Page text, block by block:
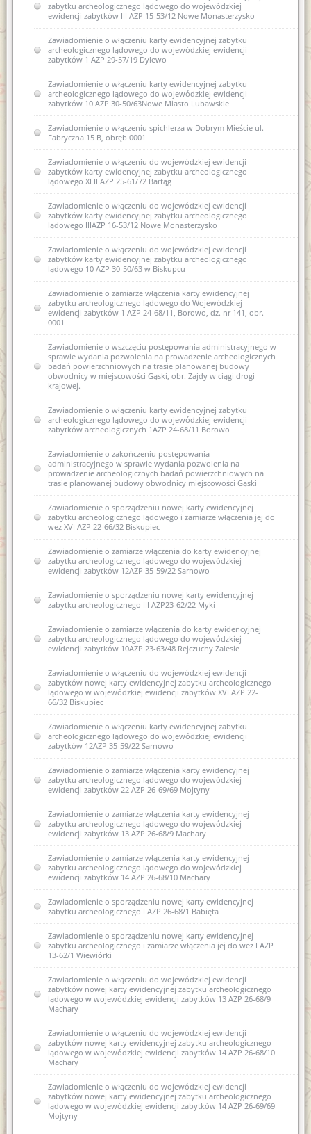
zabytku archeologicznego lądowego do wojewódzkiej
ewidencji zabytków III AZP 15-53/12 Nowe Monasterzysko
Zawiadomienie o włączeniu karty ewidencyjnej zabytku
archeologicznego lądowego do wojewódzkiej ewidencji
zabytków 1 AZP 29-57/19 Dylewo
Zawiadomienie o włączeniu karty ewidencyjnej zabytku
archeologicznego lądowego do wojewódzkiej ewidencji
zabytków 10 AZP 30-50/63Nowe Miasto Lubawskie
Zawiadomienie o włączeniu spichlerza w Dobrym Mieście ul.
Fabryczna 15 B, obręb 0001
Zawiadomienie o włączeniu do wojewódzkiej ewidencji
zabytków karty ewidencyjnej zabytku archeologicznego
lądowego XLII AZP 25-61/72 Bartąg
Zawiadomienie o włączeniu do wojewódzkiej ewidencji
zabytków karty ewidencyjnej zabytku archeologicznego
lądowego IIIAZP 16-53/12 Nowe Monasterzysko
Zawiadomienie o włączeniu do wojewódzkiej ewidencji
zabytków karty ewidencyjnej zabytku archeologicznego
lądowego 10 AZP 30-50/63 w Biskupcu
Zawiadomienie o zamiarze włączenia karty ewidencyjnej
zabytku archeologicznego lądowego do Wojewódzkiej
ewidencji zabytków 1 AZP 24-68/11, Borowo, dz. nr 141, obr.
0001
Zawiadomienie o wszczęciu postępowania administracyjnego w
sprawie wydania pozwolenia na prowadzenie archeologicznych
badań powierzchniowych na trasie planowanej budowy
obwodnicy w miejscowości Gąski, obr. Zajdy w ciągi drogi
krajowej.
Zawiadomienie o włączeniu karty ewidencyjnej zabytku
archeologicznego lądowego do wojewódzkiej ewidencji
zabytków archeologicznych 1AZP 24-68/11 Borowo
Zawiadomienie o zakończeniu postępowania
administracyjnego w sprawie wydania pozwolenia na
prowadzenie archeologicznych badań powierzchniowych na
trasie planowanej budowy obwodnicy miejscowości Gąski
Zawiadomienie o sporządzeniu nowej karty ewidencyjnej
zabytku archeologicznego lądowego i zamiarze włączenia jej do
wez XVI AZP 22-66/32 Biskupiec
Zawiadomienie o zamiarze włączenia do karty ewidencyjnej
zabytku archeologicznego lądowego do wojewódzkiej
ewidencji zabytków 12AZP 35-59/22 Sarnowo
Zawiadomienie o sporządzeniu nowej karty ewidencyjnej
zabytku archeologicznego III AZP23-62/22 Myki
Zawiadomienie o zamiarze włączenia do karty ewidencyjnej
zabytku archeologicznego lądowego do wojewódzkiej
ewidencji zabytków 10AZP 23-63/48 Rejczuchy Zalesie
Zawiadomienie o włączeniu do wojewódzkiej ewidencji
zabytków nowej karty ewidencyjnej zabytku archeologicznego
lądowego w wojewódzkiej ewidencji zabytków XVI AZP 22-
66/32 Biskupiec
Zawiadomienie o włączeniu karty ewidencyjnej zabytku
archeologicznego lądowego do wojewódzkiej ewidencji
zabytków 12AZP 35-59/22 Sarnowo
Zawiadomienie o zamiarze włączenia karty ewidencyjnej
zabytku archeologicznego lądowego do wojewódzkiej
ewidencji zabytków 22 AZP 26-69/69 Mojtyny
Zawiadomienie o zamiarze włączenia karty ewidencyjnej
zabytku archeologicznego lądowego do wojewódzkiej
ewidencji zabytków 13 AZP 26-68/9 Machary
Zawiadomienie o zamiarze włączenia karty ewidencyjnej
zabytku archeologicznego lądowego do wojewódzkiej
ewidencji zabytków 14 AZP 26-68/10 Machary
Zawiadomienie o sporządzeniu nowej karty ewidencyjnej
zabytku archeologicznego I AZP 26-68/1 Babięta
Zawiadomienie o sporządzeniu nowej karty ewidencyjnej
zabytku archeologicznego i zamiarze włączenia jej do wez I AZP
13-62/1 Wiewiórki
Zawiadomienie o włączeniu do wojewódzkiej ewidencji
zabytków nowej karty ewidencyjnej zabytku archeologicznego
lądowego w wojewódzkiej ewidencji zabytków 13 AZP 26-68/9
Machary
Zawiadomienie o włączeniu do wojewódzkiej ewidencji
zabytków nowej karty ewidencyjnej zabytku archeologicznego
lądowego w wojewódzkiej ewidencji zabytków 14 AZP 26-68/10
Machary
Zawiadomienie o włączeniu do wojewódzkiej ewidencji
zabytków nowej karty ewidencyjnej zabytku archeologicznego
lądowego w wojewódzkiej ewidencji zabytków 14 AZP 26-69/69
Mojtyny